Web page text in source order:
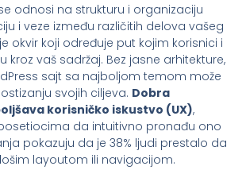
odnosi na strukturu i organizaciju
i veze između različitih delova vašeg
okvir koji određuje put kojim korisnici i
kroz vaš sadržaj. Bez jasne arhitekture,
sajt sa najboljom temom može
svojih ciljeva. Dobra
korisničko iskustvo (UX),
da intuitivno pronađu ono
pokazuju da je 38% ljudi prestalo da
layoutom ili navigacijom.